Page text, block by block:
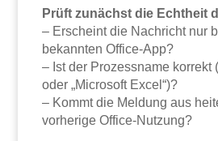
Prüft zunächst die Echtheit
– Erscheint die Nachricht nur
bekannten Office-App?
– Ist der Prozessname korrekt
oder „Microsoft Excel“)?
– Kommt die Meldung aus
vorherige Office-Nutzung?